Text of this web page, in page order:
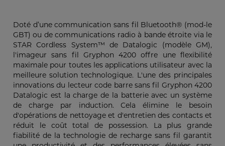
Doté d’une communication sans fil Bluetooth® (mod-le
GBT) ou de communications radio à bande étroite via le
STAR Cordless System™ de Datalogic (modèle GM),
l'imageur sans fil Gryphon 4200 offre une flexibilité
maximale pour toutes les applications utilisateur avec la
meilleure solution technologique. L'une des principales
innovations du lecteur code barre sans fil Gryphon 4200
Datalogic est la charge de la batterie avec un système
de charge par induction. Cela élimine le besoin
d'opérations de nettoyage et d'entretien des contacts et
réduit le coût total de possession. La plus grande
fiabilité de la technologie de recharge sans fil garantit